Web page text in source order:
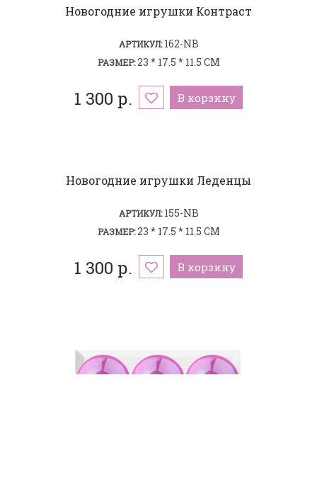
Новогодние игрушки Контраст
АРТИКУЛ:162-NB
РАЗМЕР:23 * 17.5 * 11.5 СМ
1 300 р. В корзину
Новогодние игрушки Леденцы
АРТИКУЛ:155-NB
РАЗМЕР:23 * 17.5 * 11.5 СМ
1 300 р. В корзину